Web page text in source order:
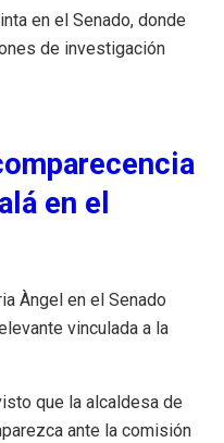
en el Senado, donde
de investigación
en el
Àngel en el Senado
vinculada a la
que la alcaldesa de
ante la comisión